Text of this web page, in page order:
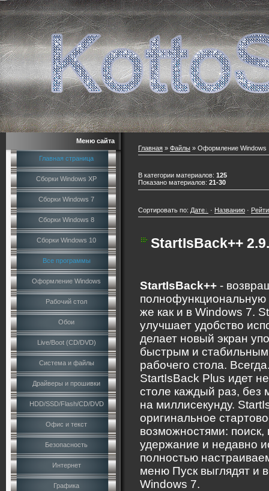
Меню сайта
Главная страница
Сборки Windows XP
Сборки Windows 7
Сборки Windows 8
Сборки Windows 10
Все программы
Оформление Windows
Рабочий стол
Обои
Live/Boot (CD/DVD)
Система и файлы
Драйверы и прошивки
HDD/SSD/Flash/CD/DVD
Офис и текст
Безопасность
Интернет
Графика
Главная » Файлы » Оформление Windows
В категории материалов: 125
Показано материалов: 21-30
Сортировать по: Дате · Названию ·
StartIsBack++
StartIsBack++ -
полнофункциональную
же как и в Windows 7.
улучшает удобство
делает новый экран
быстрым и
рабочего стола.
StartIsBack Plus идет
столе каждый раз, без
на миллисекунду.
оригинальное
возможностями: поиск,
удержание и недавно
полностью
меню Пуск выглядят и
Windows 7.